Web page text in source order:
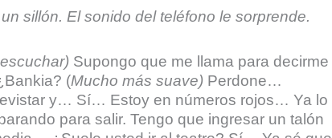
sillón. El sonido del teléfono le sorprende.
Supongo que me llama para decirme
(Mucho más suave) Perdone…
y… Sí… Estoy en números rojos… Ya lo
para salir. Tengo que ingresar un talón